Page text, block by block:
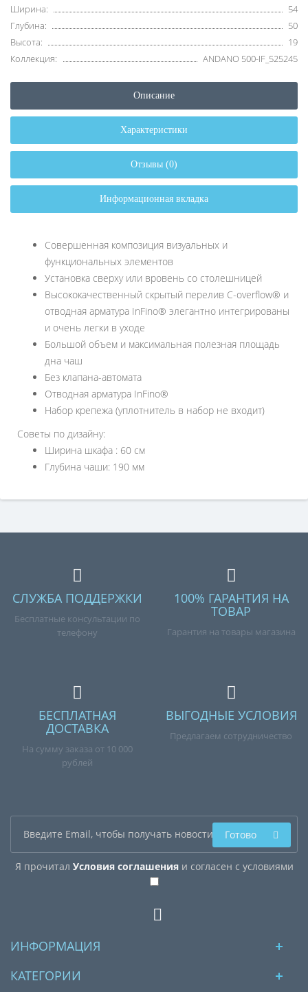
Ширина:
54
Глубина:
50
Высота:
19
Коллекция:
ANDANO 500-IF_525245
Описание
Характеристики
Отзывы (0)
Информационная вкладка
Совершенная композиция визуальных и
функциональных элементов
Установка сверху или вровень со столешницей
Высококачественный скрытый перелив C-overflow® и
отводная арматура InFino® элегантно интегрированы
и очень легки в уходе
Большой объем и максимальная полезная площадь
дна чаш
Без клапана-автомата
Отводная арматура InFino®
Набор крепежа (уплотнитель в набор не входит)
Советы по дизайну:
Ширина шкафа : 60 см
Глубина чаши: 190 мм
СЛУЖБА ПОДДЕРЖКИ
Бесплатные консультации по
телефону
100% ГАРАНТИЯ НА
ТОВАР
Гарантия на товары магазина
БЕСПЛАТНАЯ
ДОСТАВКА
На сумму заказа от 10 000
рублей
ВЫГОДНЫЕ УСЛОВИЯ
Предлагаем сотрудничество
Я прочитал Условия соглашенияи согласен с условиями
Готово
ИНФОРМАЦИЯ
КАТЕГОРИИ